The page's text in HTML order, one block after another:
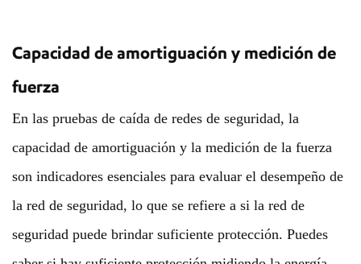
Capacidad de amortiguación y medición de
fuerza
En las pruebas de caída de redes de seguridad, la
capacidad de amortiguación y la medición de la fuerza
son indicadores esenciales para evaluar el desempeño de
la red de seguridad, lo que se refiere a si la red de
seguridad puede brindar suficiente protección. Puedes